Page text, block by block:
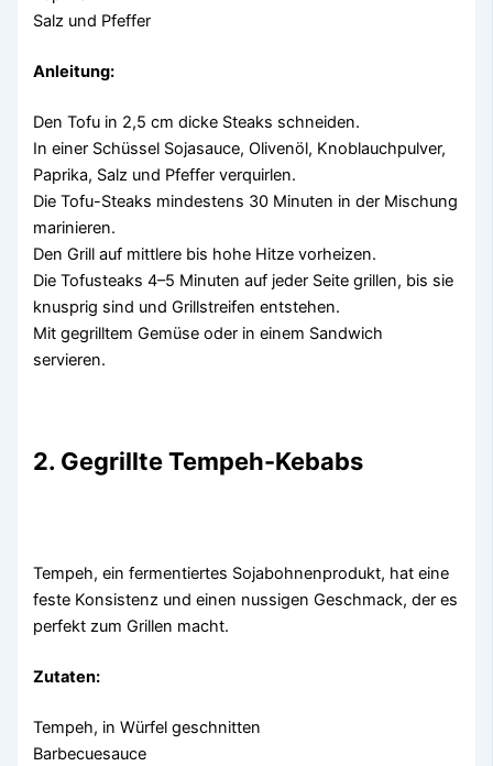
Salz und Pfeffer
Anleitung:
Den Tofu in 2,5 cm dicke Steaks schneiden.
In einer Schüssel Sojasauce, Olivenöl, Knoblauchpulver,
Paprika, Salz und Pfeffer verquirlen.
Die Tofu-Steaks mindestens 30 Minuten in der Mischung
marinieren.
Den Grill auf mittlere bis hohe Hitze vorheizen.
Die Tofusteaks 4–5 Minuten auf jeder Seite grillen, bis sie
knusprig sind und Grillstreifen entstehen.
Mit gegrilltem Gemüse oder in einem Sandwich
servieren.
2. Gegrillte Tempeh-Kebabs
Tempeh, ein fermentiertes Sojabohnenprodukt, hat eine
feste Konsistenz und einen nussigen Geschmack, der es
perfekt zum Grillen macht.
Zutaten:
Tempeh, in Würfel geschnitten
Barbecuesauce